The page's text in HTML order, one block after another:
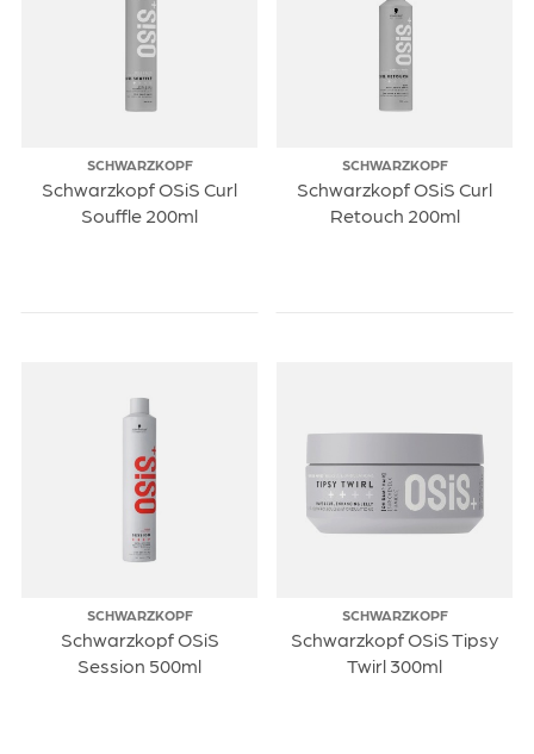
SCHWARZKOPF
Schwarzkopf OSiS Curl
Souffle 200ml
SCHWARZKOPF
Schwarzkopf OSiS Curl
Retouch 200ml
SCHWARZKOPF
Schwarzkopf OSiS
Session 500ml
SCHWARZKOPF
Schwarzkopf OSiS Tipsy
Twirl 300ml